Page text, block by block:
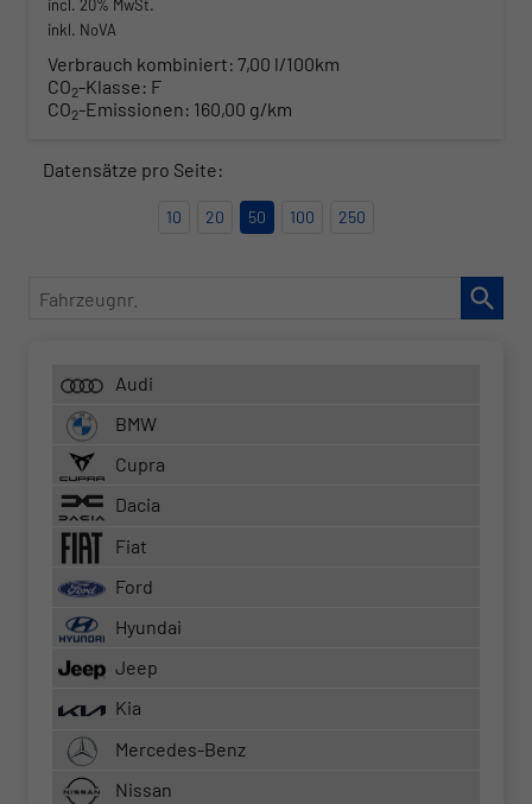
incl. 20% MwSt.
inkl. NoVA
Verbrauch kombiniert: 7,00 l/100km
CO2-Klasse: F
CO2-Emissionen: 160,00 g/km
Datensätze pro Seite:
10 20 50 100 250
Fahrzeugnr.
Audi
BMW
Cupra
Dacia
Fiat
Ford
Hyundai
Jeep
Kia
Mercedes-Benz
Nissan